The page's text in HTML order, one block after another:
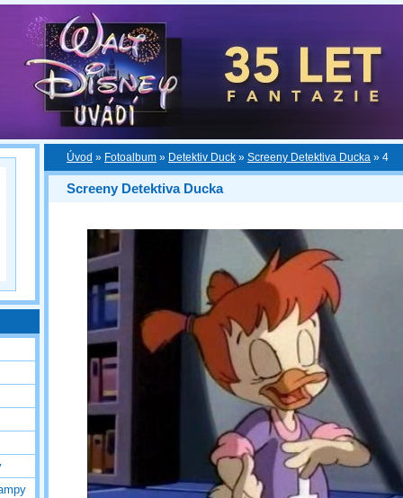
Úvod » Fotoalbum » Detektiv Duck » Screeny Detektiva Ducka » 4
Screeny Detektiva Ducka